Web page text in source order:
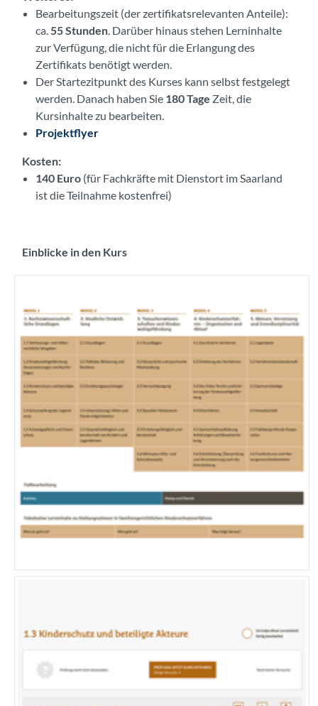
Bearbeitungszeit (der zertifikatsrelevanten Anteile):
ca.55 Stunden. Darüber hinaus stehen Lerninhalte
zur Verfügung, die nicht für die Erlangung des
Zertifikats benötigt werden.
Der Startezitpunktdes Kurses kann selbst festgelegt
werden. Danach haben Sie 180 Tage Zeit, die
Kursinhalte zu bearbeiten.
Projektflyer
Kosten:
140 Euro (für Fachkräfte mit Dienstort im Saarland
ist die Teilnahme kostenfrei)
Einblicke in den Kurs